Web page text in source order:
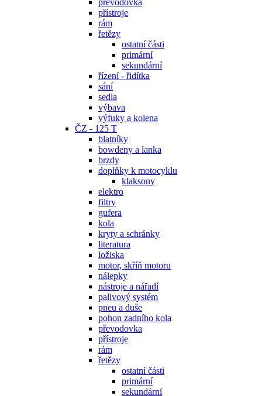
přístroje
rám
řetězy
ostatní části
primární
sekundární
řízení - řidítka
sání
sedla
výbava
výfuky a kolena
ČZ - 125 T
blatníky
bowdeny a lanka
brzdy
doplňky k motocyklu
klaksony
elektro
filtry
gufera
kola
kryty a schránky
literatura
ložiska
motor, skříň motoru
nálepky
nástroje a nářadí
palivový systém
pneu a duše
pohon zadního kola
převodovka
přístroje
rám
řetězy
ostatní části
primární
sekundární